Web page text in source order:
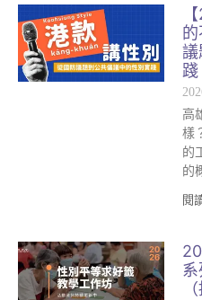
議
踐
高
樣
的
的
閱
系